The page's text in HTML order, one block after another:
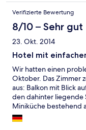
zu bieten wenn man
erkundet.
personen etwas eng
eher unbequem da
tagen zu
in der nachbarschaft
sind. Aber im grossen
und für unsere
Verifizierte Bewertung
8/10 – Sehr gut
23. Okt. 2014
Hotel mit
Wir hatten einen
Oktober. Das Zimmer
aus: Balkon mit Blick
den dahinter liegende
Miniküche bestehend
sowie grundlegendes
WC und